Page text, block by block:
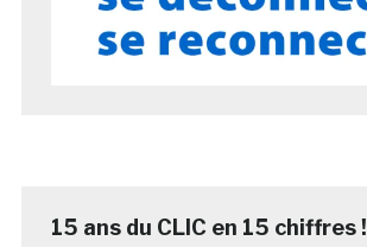
15 ans du CLIC en 15 chiffres !